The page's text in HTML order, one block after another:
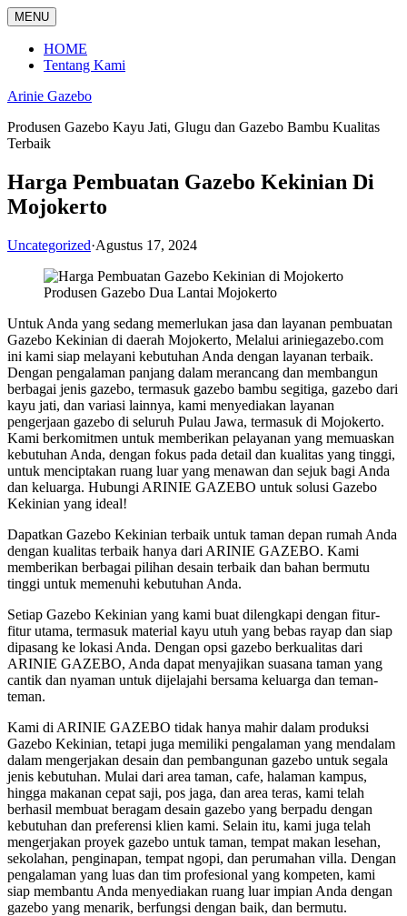
Langsung
ke
konten
MENU
HOME
Tentang Kami
Arinie Gazebo
Produsen Gazebo Kayu Jati, Glugu dan Gazebo Bambu Kualitas
Terbaik
Harga Pembuatan Gazebo Kekinian Di
Mojokerto
Uncategorized·Agustus 17, 2024
Produsen Gazebo Dua Lantai Mojokerto
Untuk Anda yang sedang memerlukan jasa dan layanan pembuatan
Gazebo Kekinian di daerah Mojokerto, Melalui ariniegazebo.com
ini kami siap melayani kebutuhan Anda dengan layanan terbaik.
Dengan pengalaman panjang dalam merancang dan membangun
berbagai jenis gazebo, termasuk gazebo bambu segitiga, gazebo dari
kayu jati, dan variasi lainnya, kami menyediakan layanan
pengerjaan gazebo di seluruh Pulau Jawa, termasuk di Mojokerto.
Kami berkomitmen untuk memberikan pelayanan yang memuaskan
kebutuhan Anda, dengan fokus pada detail dan kualitas yang tinggi,
untuk menciptakan ruang luar yang menawan dan sejuk bagi Anda
dan keluarga. Hubungi ARINIE GAZEBO untuk solusi Gazebo
Kekinian yang ideal!
Dapatkan Gazebo Kekinian terbaik untuk taman depan rumah Anda
dengan kualitas terbaik hanya dari ARINIE GAZEBO. Kami
memberikan berbagai pilihan desain terbaik dan bahan bermutu
tinggi untuk memenuhi kebutuhan Anda.
Setiap Gazebo Kekinian yang kami buat dilengkapi dengan fitur-
fitur utama, termasuk material kayu utuh yang bebas rayap dan siap
dipasang ke lokasi Anda. Dengan opsi gazebo berkualitas dari
ARINIE GAZEBO, Anda dapat menyajikan suasana taman yang
cantik dan nyaman untuk dijelajahi bersama keluarga dan teman-
teman.
Kami di ARINIE GAZEBO tidak hanya mahir dalam produksi
Gazebo Kekinian, tetapi juga memiliki pengalaman yang mendalam
dalam mengerjakan desain dan pembangunan gazebo untuk segala
jenis kebutuhan. Mulai dari area taman, cafe, halaman kampus,
hingga makanan cepat saji, pos jaga, dan area teras, kami telah
berhasil membuat beragam desain gazebo yang berpadu dengan
kebutuhan dan preferensi klien kami. Selain itu, kami juga telah
mengerjakan proyek gazebo untuk taman, tempat makan lesehan,
sekolahan, penginapan, tempat ngopi, dan perumahan villa. Dengan
pengalaman yang luas dan tim profesional yang kompeten, kami
siap membantu Anda menyediakan ruang luar impian Anda dengan
gazebo yang menarik, berfungsi dengan baik, dan bermutu.